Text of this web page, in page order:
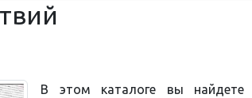
В этом каталоге вы найдете